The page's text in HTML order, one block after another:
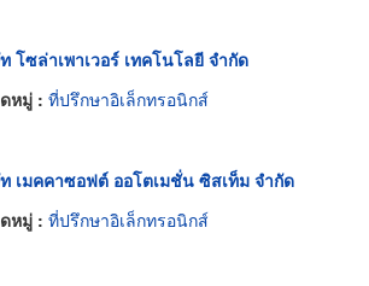
โซล่าเพาเวอร์ เทคโนโลยี จำกัด
หมู่ : ที่ปรึกษาอิเล็กทรอนิกส์
เมคคาซอฟต์ ออโตเมชั่น ซิสเท็ม จำกัด
หมู่ : ที่ปรึกษาอิเล็กทรอนิกส์